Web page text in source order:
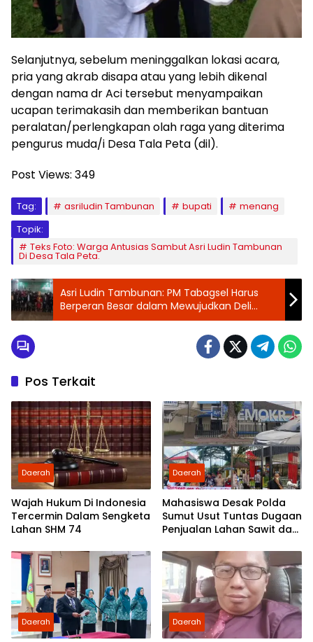
Selanjutnya, sebelum meninggalkan lokasi acara,
pria yang akrab disapa atau yang lebih dikenal
dengan nama dr Aci tersebut menyampaikan
ucapan terimakasih dan memberikan bantuan
peralatan/perlengkapan olah raga yang diterima
pengurus muda/i Desa Tala Peta (dil).
Post Views: 349
Tag: asriludin Tambunan bupati
menang
Topik:
Teks Foto: Warga Antusias Sambut Asri Ludin Tambunan
Di Desa Tala Peta.
Asri Ludin Tambunan: PM Tabagsel Harus
Berperan Besar dalam Mewujudkan Deli
Serdang Sehat
Pos Terkait
Daerah
Wajah Hukum Di Indonesia
Tercermin Dalam Sengketa
Lahan SHM 74
Daerah
Mahasiswa Desak Polda
Sumut Usut Tuntas Dugaan
Penjualan Lahan Sawit dan
Partai Demokrat Sumut
Daerah Daerah